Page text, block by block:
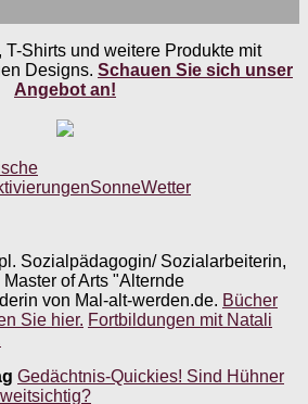
T-Shirts und weitere Produkte mit
Designs. Schauen Sie sich unser
Angebot an!
SonneWetter
Sozialpädagogin/ Sozialarbeiterin,
of Arts "Alternde
von Mal-alt-werden.de. Bücher
Sie hier. Fortbildungen mit Natali
Gedächtnis-Quickies! Sind Hühner